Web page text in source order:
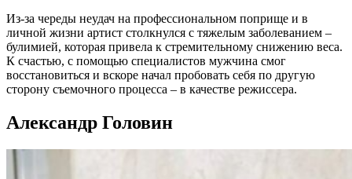
Из-за череды неудач на профессиональном поприще и в
личной жизни артист столкнулся с тяжелым заболеванием –
булимией, которая привела к стремительному снижению веса.
К счастью, с помощью специалистов мужчина смог
восстановиться и вскоре начал пробовать себя по другую
сторону съемочного процесса – в качестве режиссера.
Александр Головин